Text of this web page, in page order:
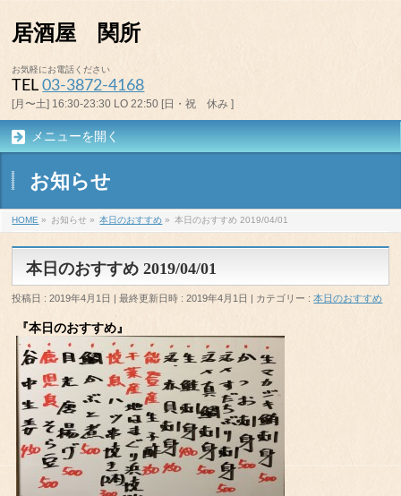
居酒屋 関所
お気軽にお電話ください
TEL03-3872-4168
[月〜土] 16:30-23:30 LO 22:50 [日・祝 休み ]
メニューを開く
お知らせ
HOME » お知らせ » 本日のおすすめ » 本日のおすすめ 2019/04/01
本日のおすすめ 2019/04/01
投稿日 : 2019年4月1日 最終更新日時 : 2019年4月1日 カテゴリー :本日のおすすめ
『本日のおすすめ』